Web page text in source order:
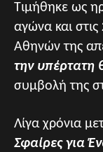
Τιμήθηκε ως
αγώνα και στις
Αθηνών της
την υπέρτατη
συμβολή της
Λίγα χρόνια
Σφαίρες για